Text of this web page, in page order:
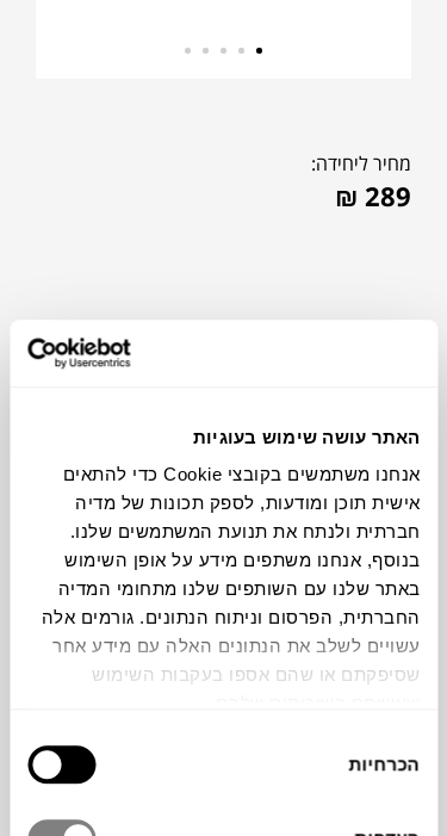
האתר עושה שימוש בעוגיות
אנחנו משתמשים בקובצי Cookie כדי להתאים
אישית תוכן ומודעות, לספק תכונות של מדיה
חברתית ולנתח את תנועת המשתמשים שלנו.
בנוסף, אנחנו משתפים מידע על אופן השימוש
באתר שלנו עם השותפים שלנו מתחומי המדיה
החברתית, הפרסום וניתוח הנתונים. גורמים אלה
עשויים לשלב את הנתונים האלה עם מידע אחר
שסיפקתם או שהם אספו בעקבות השימוש
הסכמה
הכרחיות
מחיר ליחידה:
₪ 289
תוכלו למצוא אותי ב:
חלה שגיאה. אנא רעננו את הדף ונסו שנית
צבעים